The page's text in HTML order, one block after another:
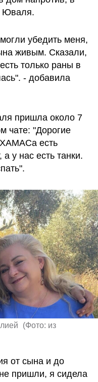
Юваля.
убедить меня,
живым. Сказали,
только раны в
- добавила
пришла около 7
чате: "Дорогие
есть
у нас есть танки.
(Фото: из
от сына и до
пришли, я сидела